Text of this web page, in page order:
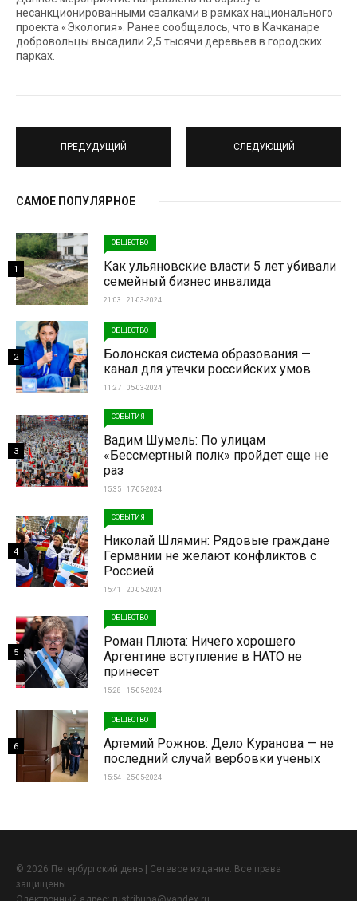
несанкционированными свалками в рамках национального
проекта «Экология». Ранее сообщалось, что в Качканаре
добровольцы высадили 2,5 тысячи деревьев в городских
парках.
ПРЕДУДУЩИЙ СЛЕДУЮЩИЙ
САМОЕ ПОПУЛЯРНОЕ
ОБЩЕСТВО
Как ульяновские власти 5 лет убивали
семейный бизнес инвалида
21:03 | 21-03-2024
1
ОБЩЕСТВО
Болонская система образования —
канал для утечки российских умов
11:27 | 05-03-2024
2
СОБЫТИЯ
Вадим Шумель: По улицам
«Бессмертный полк» пройдет еще не
раз
15:35 | 17-05-2024
3
СОБЫТИЯ
Николай Шлямин: Рядовые граждане
Германии не желают конфликтов с
Россией
15:41 | 20-05-2024
4
ОБЩЕСТВО
Роман Плюта: Ничего хорошего
Аргентине вступление в НАТО не
принесет
15:28 | 15-05-2024
5
ОБЩЕСТВО
Артемий Рожнов: Дело Куранова — не
последний случай вербовки ученых
15:54 | 25-05-2024
6
© 2026 Петербургский день | Сетевое издание. Все права
защищены.